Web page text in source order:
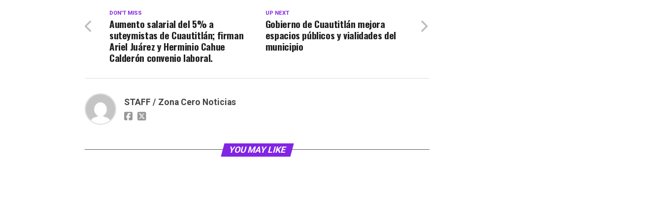
UP NEXT
Gobierno de Cuautitlán mejora
espacios públicos y vialidades del
municipio
DON'T MISS
Aumento salarial del 5% a
suteymistas de Cuautitlán; firman
Ariel Juárez y Herminio Cahue
Calderón convenio laboral.
STAFF / Zona Cero Noticias
YOU MAY LIKE